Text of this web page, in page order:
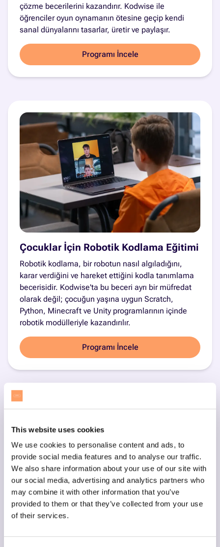
This website uses cookies
We use cookies to personalise content and ads, to
provide social media features and to analyse our traffic.
We also share information about your use of our site with
our social media, advertising and analytics partners who
may combine it with other information that you’ve
provided to them or that they’ve collected from your use
of their services.
çözme becerilerini kazandırır. Kodwise ile
öğrenciler oyun oynamanın ötesine geçip kendi
sanal dünyalarını tasarlar, üretir ve paylaşır.
Programı İncele
Çocuklar İçin Robotik Kodlama Eğitimi
Robotik kodlama, bir robotun nasıl algıladığını,
karar verdiğini ve hareket ettiğini kodla tanımlama
becerisidir. Kodwise'ta bu beceri ayrı bir müfredat
olarak değil; çocuğun yaşına uygun Scratch,
Python, Minecraft ve Unity programlarının içinde
robotik modülleriyle kazandırılır.
Programı İncele
Scratch ile Blok Kodlama